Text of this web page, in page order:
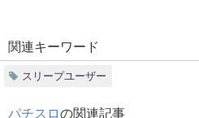
関連キーワード
スリープユーザー
パチスロの関連記事